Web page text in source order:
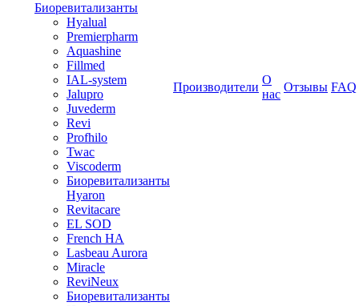
Биоревитализанты
Hyalual
Premierpharm
Aquashine
Fillmed
IAL-system
Jalupro
Juvederm
Revi
Profhilo
Twac
Viscoderm
Биоревитализанты
Hyaron
Revitacare
EL SOD
French HA
Lasbeau Aurora
Miracle
ReviNeux
Биоревитализанты
Производители
О
нас
Отзывы FAQ